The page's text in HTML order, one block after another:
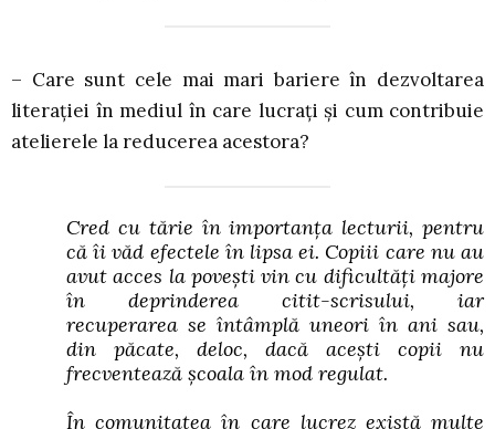
– Care sunt cele mai mari bariere în dezvoltarea
literației în mediul în care lucrați și cum contribuie
atelierele la reducerea acestora?
Cred cu tărie în importanța lecturii, pentru
că îi văd efectele în lipsa ei. Copiii care nu au
avut acces la povești vin cu dificultăți majore
în deprinderea citit-scrisului, iar
recuperarea se întâmplă uneori în ani sau,
din păcate, deloc, dacă acești copii nu
frecventează școala în mod regulat.
În comunitatea în care lucrez există multe